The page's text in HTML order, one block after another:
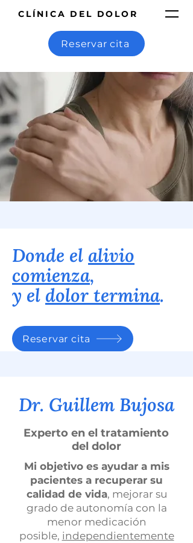
CLÍNICA DEL DOLOR
Reservar cita
Donde el alivio
comienza,
y el dolor termina.
Reservar cita
Dr. Guillem Bujosa
Experto en el tratamiento
del dolor
Mi objetivo es ayudar a mis
pacientes a recuperar su
calidad de vida, mejorar su
grado de autonomía con la
menor medicación
posible, independientemente